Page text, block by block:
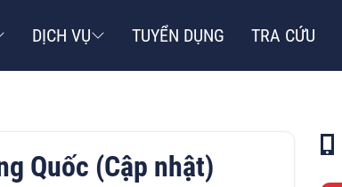
DỊCH VỤ TUYỂN DỤNG TRA CỨU
Quốc (Cập nhật)